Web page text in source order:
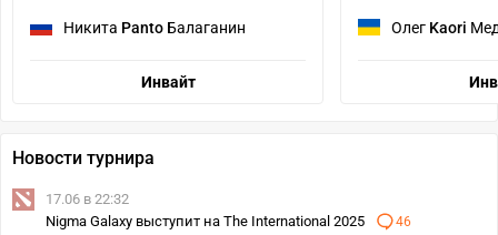
Никита Panto Балаганин
Инвайт
Олег Kaori
Новости турнира
17.06 в 22:32
Nigma Galaxy выступит на The International 2025
46